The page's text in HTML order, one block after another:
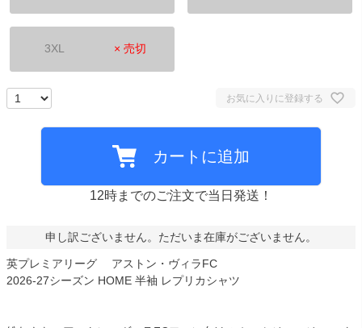
3XL × 売切
お気に入りに登録する
カートに追加
12時までのご注文で当日発送！
申し訳ございません。ただいま在庫がございません。
英プレミアリーグ アストン・ヴィラFC
2026-27シーズン HOME 半袖 レプリカシャツ